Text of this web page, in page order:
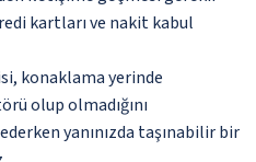
kartları ve nakit kabul
konaklama yerinde
olup olmadığını
yanınızda taşınabilir bir